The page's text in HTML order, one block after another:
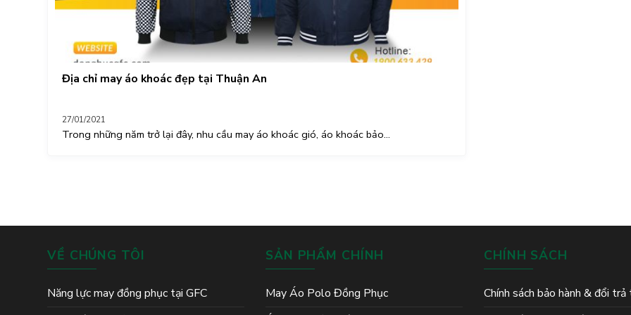
Địa chỉ may áo khoác đẹp tại Thuận An
27/01/2021
Trong những năm trở lại đây, nhu cầu may áo khoác gió, áo khoác bảo...
VỀ CHÚNG TÔI
Năng lực may đồng phục tại GFC
SẢN PHẨM CHÍNH
May Áo Polo Đồng Phục
CHÍNH SÁCH
Chính sách bảo hành & đổi trả